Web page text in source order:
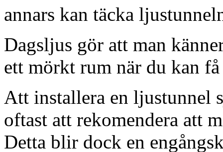
annars kan täcka
Dagsljus gör att man
ett mörkt rum när du kan
Att installera en ljustunnel
oftast att rekomendera att
Detta blir dock en